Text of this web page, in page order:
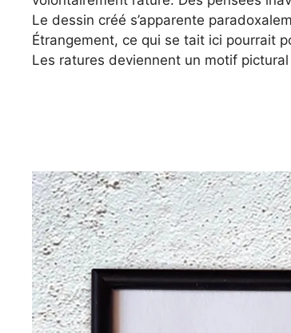
Le dessin créé s’apparente
Étrangement, ce qui se tait ici pourrait
Les ratures deviennent un motif